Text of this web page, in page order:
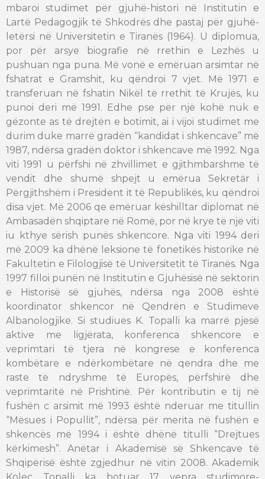
mbaroi studimet për gjuhë-histori në Institutin e
Lartë Pedagogjik të Shkodrës dhe pastaj për gjuhë-
letërsi në Universitetin e Tiranës (1964). U diplomua,
por për arsye biografie në rrethin e Lezhës u
pushuan nga puna. Më vonë e emëruan arsimtar në
fshatrat e Gramshit, ku qëndroi 7 vjet. Më 1971 e
transferuan në fshatin Nikël të rrethit të Krujës, ku
punoi deri më 1991. Edhe pse për një kohë nuk e
gëzonte as të drejtën e botimit, ai i vijoi studimet me
durim duke marrë gradën “kandidat i shkencave” më
1987, ndërsa gradën doktor i shkencave më 1992. Nga
viti 1991 u përfshi në zhvillimet e gjithmbarshme të
vendit dhe shumë shpejt u emërua Sekretär i
Përgjithshëm i President it të Republikës, ku qëndroi
disa vjet. Më 2006 qe emëruar këshilltar diplomat në
Ambasadën shqiptare në Romë, por në krye të një viti
iu kthye sërish punës shkencore. Nga viti 1994 deri
më 2009 ka dhënë leksione të fonetikës historike në
Fakultetin e Filologjisë të Universitetit të Tiranës. Nga
1997 filloi punën në Institutin e Gjuhësisë në sektorin
e Historisë së gjuhës, ndërsa nga 2008 është
koordinator shkencor në Qendrën e Studimeve
Albanologjike. Si studiues K. Topalli ka marrë pjesë
aktive me ligjërata, konferenca shkencore e
veprimtari të tjera në kongrese e konferenca
kombëtare e ndërkombëtare në qendra dhe me
raste të ndryshme të Europës, përfshirë dhe
veprimtaritë në Prishtinë. Për kontributin e tij në
fushën c arsimit më 1993 është nderuar me titullin
“Mësues i Popullit”, ndërsa për merita në fushën e
shkencës më 1994 i është dhënë titulli “Drejtues
kërkimesh”. Anëtar i Akademisë së Shkencave të
Shqipërisë është zgjedhur në vitin 2008. Akademik
Kolec Topalli ka botuar 17 vepra studimore-